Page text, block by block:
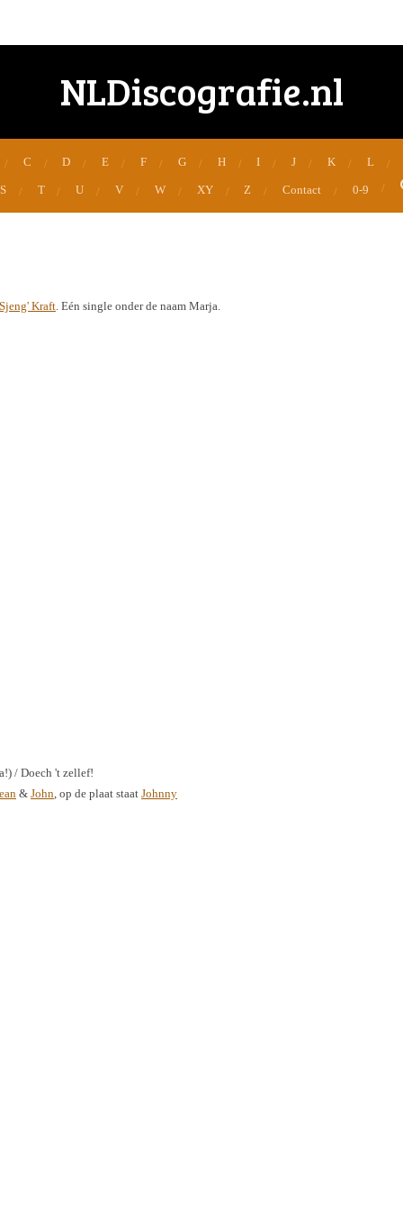
NLDiscografie.nl
C D E F G H I J K L
S T U V W XY Z Contact 0-9
Kraft. Eén single onder de naam Marja.
/ Doech 't zellef!
& John, op de plaat staat Johnny